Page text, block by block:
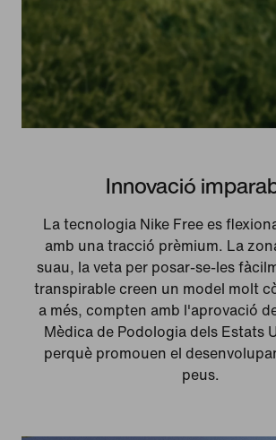
Innovació
La tecnologia Nike Free es
amb una tracció prèmium. La
suau, la veta per posar-se-les
transpirable creen un model molt
a més, compten amb l'aprovació
Mèdica de Podologia dels Estats
perquè promouen el
peus.